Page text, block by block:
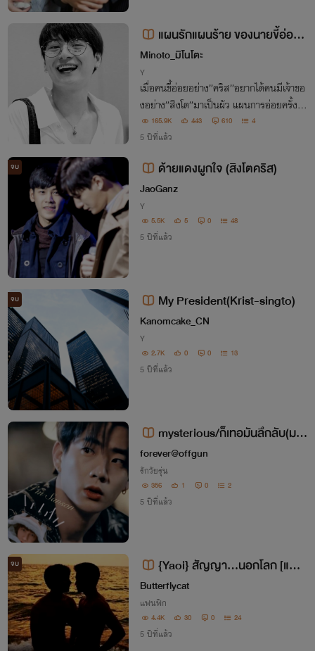
แผนรักแผนร้าย ของนายขี้อ่อย
[คริสสิง]
Minoto_มิโนโตะ
Y
เมื่อคนขี้อ่อยอย่าง”คริส”อยากได้คนมีเจ้าขอ
งอย่าง”สิงโต”มาเป็นผัว แผนการอ่อยครั้งนี้
จึงเริ่มต้นขึ้น! ...🔞
165.9K 443 610 4
5 ปีที่แล้ว
จบ ด้ายแดงผูกใจ (สิงโตคริส)​
JaoGanz
Y
5.5K 5 0 48
5 ปีที่แล้ว
จบ My President(Krist-singto)
Kanomcake_CN
Y
2.7K 0 0 13
5 ปีที่แล้ว
mysterious/ก็เทอมันลึกลับ(มาเ
ฟีย)
forever@offgun
รักวัยรุ่น
356 1 0 2
5 ปีที่แล้ว
จบ
{Yaoi} สัญญา...นอกโลก [แฟน
ฟิค Krist - Singto] 18+
Butterflycat
แฟนฟิก
4.4K 30 0 24
5 ปีที่แล้ว